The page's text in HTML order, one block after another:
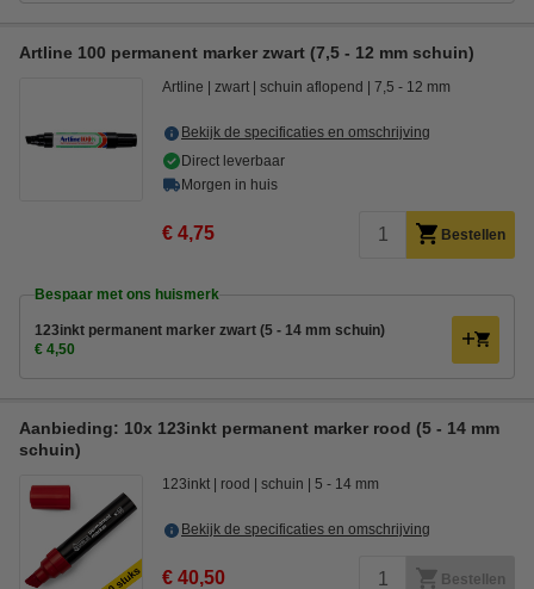
Artline 100 permanent marker zwart (7,5 - 12 mm schuin)
Artline zwart schuin aflopend 7,5 - 12 mm
Bekijk de specificaties en omschrijving
Direct leverbaar
Morgen in huis
€ 4,75 Bestellen
Bespaar met ons huismerk
123inkt permanent marker zwart (5 - 14 mm schuin)
€ 4,50
Aanbieding: 10x 123inkt permanent marker rood (5 - 14 mm
schuin)
123inkt rood schuin 5 - 14 mm
Bekijk de specificaties en omschrijving
€ 40,50 Bestellen